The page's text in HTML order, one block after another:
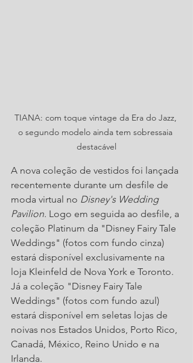
TIANA: com toque vintage da Era do Jazz,
o segundo modelo ainda tem sobressaia
destacável
A nova coleção de vestidos foi lançada
recentemente durante um desfile de
moda virtual no Disney's Wedding
Pavilion. Logo em seguida ao desfile, a
coleção Platinum da "Disney Fairy Tale
Weddings" (fotos com fundo cinza)
estará disponível exclusivamente na
loja Kleinfeld de Nova York e Toronto.
Já a coleção "Disney Fairy Tale
Weddings" (fotos com fundo azul)
estará disponível em seletas lojas de
noivas nos Estados Unidos, Porto Rico,
Canadá, México, Reino Unido e na
Irlanda.